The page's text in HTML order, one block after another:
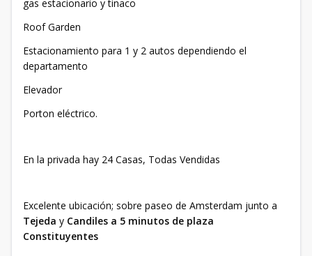
gas estacionario y tinaco
Roof Garden
Estacionamiento para 1 y 2 autos dependiendo el
departamento
Elevador
Porton eléctrico.
En la privada hay 24 Casas, Todas Vendidas
Excelente ubicación; sobre paseo de Amsterdam junto a
Tejeda y Candiles a 5 minutos de plaza
Constituyentes